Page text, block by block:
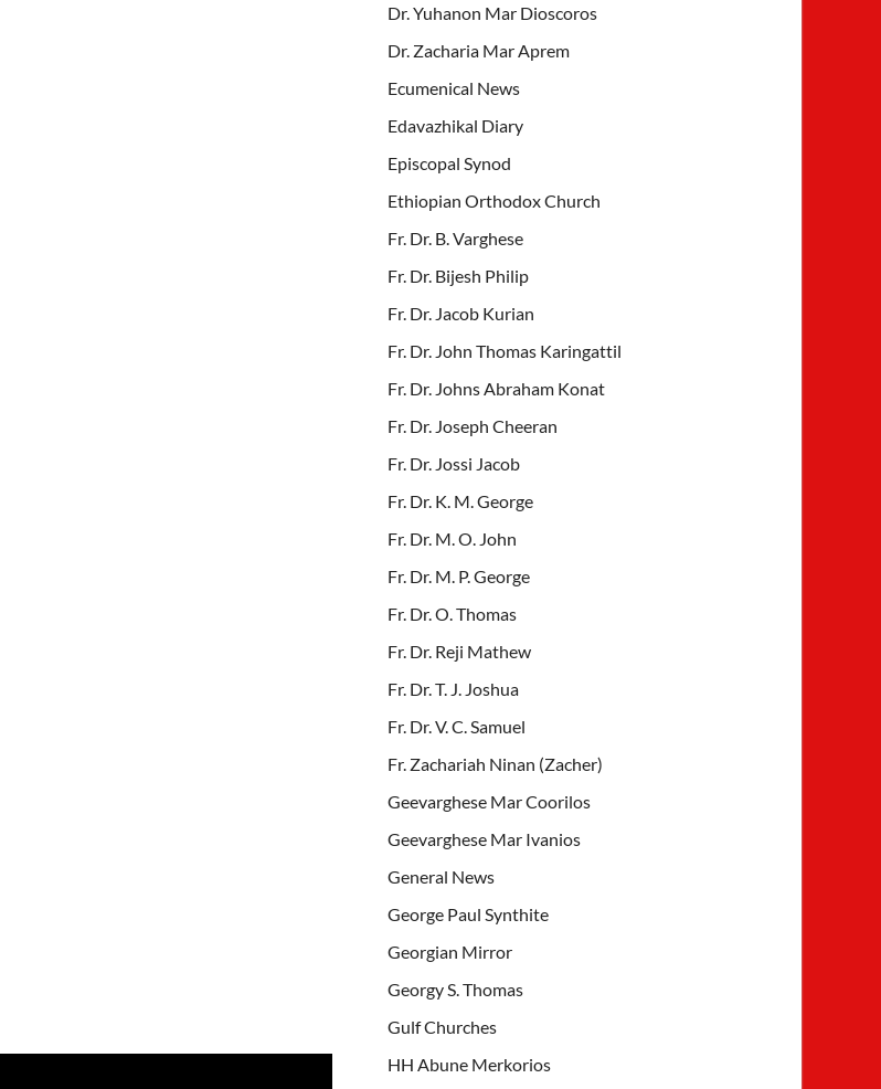
Dr. Yuhanon Mar Dioscoros
Dr. Zacharia Mar Aprem
Ecumenical News
Edavazhikal Diary
Episcopal Synod
Ethiopian Orthodox Church
Fr. Dr. B. Varghese
Fr. Dr. Bijesh Philip
Fr. Dr. Jacob Kurian
Fr. Dr. John Thomas Karingattil
Fr. Dr. Johns Abraham Konat
Fr. Dr. Joseph Cheeran
Fr. Dr. Jossi Jacob
Fr. Dr. K. M. George
Fr. Dr. M. O. John
Fr. Dr. M. P. George
Fr. Dr. O. Thomas
Fr. Dr. Reji Mathew
Fr. Dr. T. J. Joshua
Fr. Dr. V. C. Samuel
Fr. Zachariah Ninan (Zacher)
Geevarghese Mar Coorilos
Geevarghese Mar Ivanios
General News
George Paul Synthite
Georgian Mirror
Georgy S. Thomas
Gulf Churches
HH Abune Merkorios